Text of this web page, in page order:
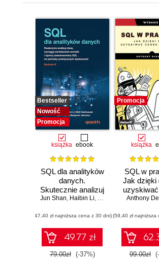
Bestseller
Nowość
Promocja
książka ebook
SQL dla analityków
danych.
Skutecznie analizuj
dane, wyciągaj
wnioski i opanuj
zaawansowany
SQL na potrzeby
praktycznych
zastosowań.
Jun Shan, Haibin Li, Matt Goldwasser,
(47,40 zł najniższa cena z 30 dni)
49.77 zł
79.00zł (-37%)
Promocja
książka
SQL w
Jak dzięki
Anthony
(59,40 zł najniższa
99.00zł